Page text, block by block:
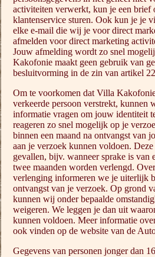
activiteiten verwerkt, kun je een brief
klantenservice sturen. Ook kun je je
elke e-mail die wij je voor direct
afmelden voor direct marketing
Jouw afmelding wordt zo snel
Kakofonie maakt geen gebruik van
besluitvorming in de zin van artikel
Om te voorkomen dat Villa
verkeerde persoon verstrekt, kunnen
informatie vragen om jouw identiteit
reageren zo snel mogelijk op je
binnen een maand na ontvangst van
aan je verzoek kunnen voldoen.
gevallen, bijv. wanneer sprake is van
twee maanden worden verlengd.
verlenging informeren we je uiterlijk
ontvangst van je verzoek. Op grond
kunnen wij onder bepaalde
weigeren. We leggen je dan uit
kunnen voldoen. Meer informatie
ook vinden op de website van de
Gegevens van personen jonger dan